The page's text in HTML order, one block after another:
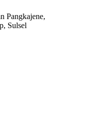
Pangkajene,
Sulsel